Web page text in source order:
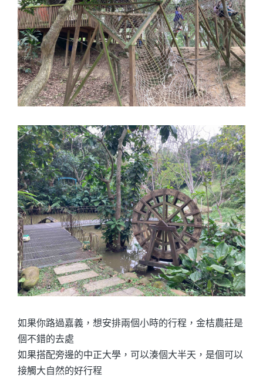
如果你路過嘉義，想安排兩個小時的行程，金桔農莊是
個不錯的去處
如果搭配旁邊的中正大學，可以湊個大半天，是個可以
接觸大自然的好行程